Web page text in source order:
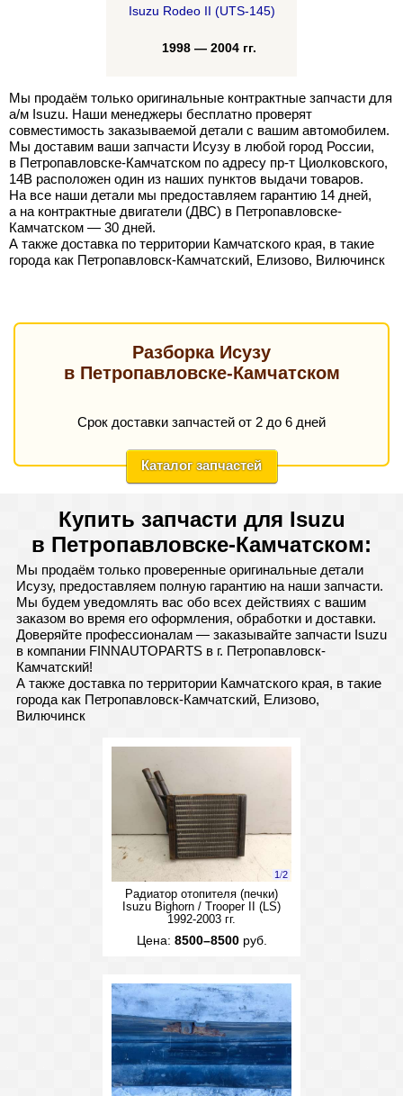
Isuzu Rodeo II (UTS-145)
1998 — 2004 гг.
Мы продаём только оригинальные контрактные запчасти для
а/м Isuzu. Наши менеджеры бесплатно проверят
совместимость заказываемой детали с вашим автомобилем.
Мы доставим ваши запчасти Исузу в любой город России,
в Петропавловске-Камчатском по адресу пр-т Циолковского,
14В расположен один из наших пунктов выдачи товаров.
На все наши детали мы предоставляем гарантию 14 дней,
а на контрактные двигатели (ДВС) в Петропавловске-
Камчатском — 30 дней.
А также доставка по территории Камчатского края, в такие
города как Петропавловск-Камчатский, Елизово, Вилючинск
Разборка Исузу
в Петропавловске-Камчатском
Срок доставки запчастей от 2 до 6 дней
Каталог запчастей
Купить запчасти для Isuzu
в Петропавловске-Камчатском:
Мы продаём только проверенные оригинальные детали
Исузу, предоставляем полную гарантию на наши запчасти.
Мы будем уведомлять вас обо всех действиях с вашим
заказом во время его оформления, обработки и доставки.
Доверяйте профессионалам — заказывайте запчасти Isuzu
в компании FINNAUTOPARTS в г. Петропавловск-
Камчатский!
А также доставка по территории Камчатского края, в такие
города как Петропавловск-Камчатский, Елизово,
Вилючинск
1/2
Радиатор отопителя (печки)
Isuzu Bighorn / Trooper II (LS)
1992-2003 гг.
Цена: 8500–8500руб.